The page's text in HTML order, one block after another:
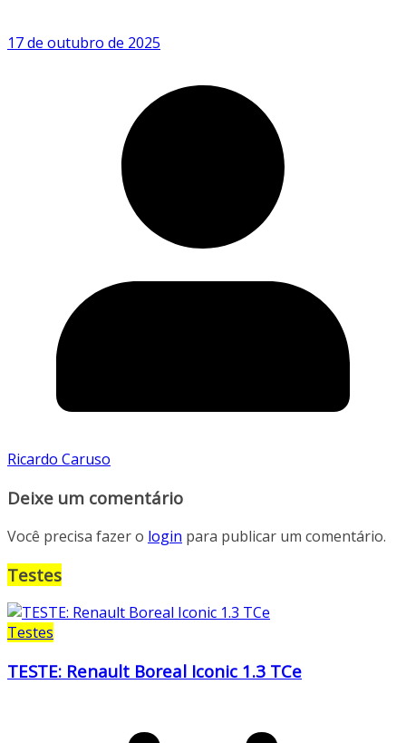
17 de outubro de 2025
Ricardo Caruso
Deixe um comentário
Você precisa fazer o login para publicar um comentário.
Testes
Testes
TESTE: Renault Boreal Iconic 1.3 TCe